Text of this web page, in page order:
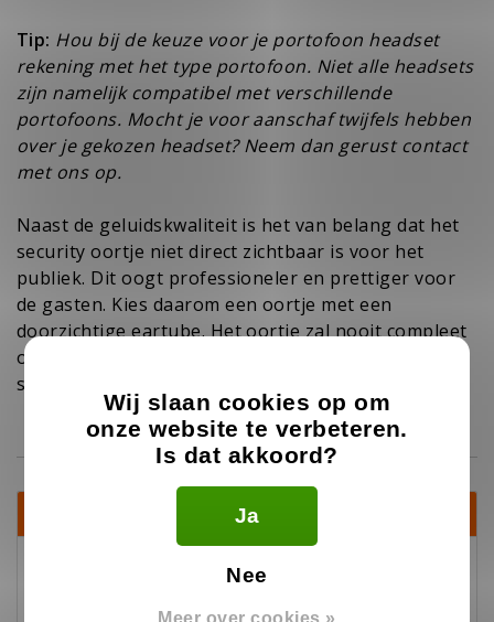
Tip: Hou bij de keuze voor je portofoon headset
rekening met het type portofoon. Niet alle headsets
zijn namelijk compatibel met verschillende
portofoons. Mocht je voor aanschaf twijfels hebben
over je gekozen headset? Neem dan gerustcontact
met ons op.
Naast de geluidskwaliteit is het van belang dat het
security oortje niet direct zichtbaar is voor het
publiek. Dit oogt professioneler en prettiger voor
de gasten. Kies daarom een oortje met een
doorzichtige eartube. Het oortje zal nooit compleet
onzichtbaar zijn, waardoor je je als beveiliger nog
steeds onderscheid van de menigte.
Spreeksleutel of oortje, wat past bij jouw werk?
Wij slaan cookies op om
onze website te verbeteren.
Is dat akkoord?
Ja
Nee
Meer over cookies »